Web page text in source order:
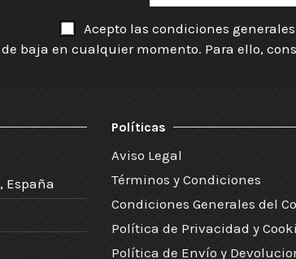
Acepto las condiciones
de baja en cualquier momento. Para ello,
España
Políticas
Aviso Legal
Términos y Condiciones
Condiciones Generales del
Política de Privacidad y
Política de Envío y